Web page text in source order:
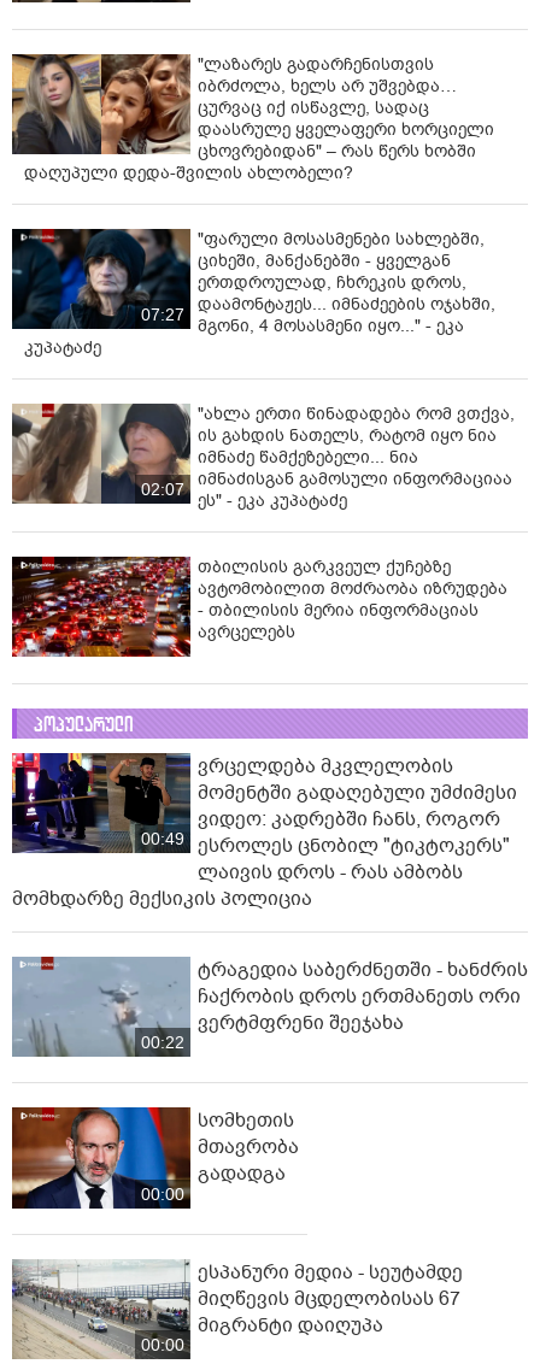
"ლაზარეს გადარჩენისთვის
იბრძოლა, ხელს არ უშვებდა…
ცურვაც იქ ისწავლე, სადაც
დაასრულე ყველაფერი ხორციელი
ცხოვრებიდან" – რას წერს ხობში
დაღუპული დედა-შვილის ახლობელი?
07:27
"ფარული მოსასმენები სახლებში,
ციხეში, მანქანებში - ყველგან
ერთდროულად, ჩხრეკის დროს,
დაამონტაჟეს... იმნაძეების ოჯახში,
მგონი, 4 მოსასმენი იყო..." - ეკა
კუპატაძე
02:07
"ახლა ერთი წინადადება რომ ვთქვა,
ის გახდის ნათელს, რატომ იყო ნია
იმნაძე წამქეზებელი... ნია
იმნაძისგან გამოსული ინფორმაციაა
ეს" - ეკა კუპატაძე
თბილისის გარკვეულ ქუჩებზე
ავტომობილით მოძრაობა იზრუდება
- თბილისის მერია ინფორმაციას
ავრცელებს
პოპულარული
00:49
ვრცელდება მკვლელობის
მომენტში გადაღებული უმძიმესი
ვიდეო: კადრებში ჩანს, როგორ
ესროლეს ცნობილ "ტიკტოკერს"
ლაივის დროს - რას ამბობს
მომხდარზე მექსიკის პოლიცია
00:22
ტრაგედია საბერძნეთში - ხანძრის
ჩაქრობის დროს ერთმანეთს ორი
ვერტმფრენი შეეჯახა
00:00
სომხეთის
მთავრობა
გადადგა
00:00
ესპანური მედია - სეუტამდე
მიღწევის მცდელობისას 67
მიგრანტი დაიღუპა